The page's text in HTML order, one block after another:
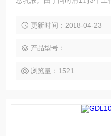
合液的稳定性更好。乳化头容
合GSP和SSP的清洁标准,因此
更新时间：2018-04-23
产品型号：
浏览量：1521